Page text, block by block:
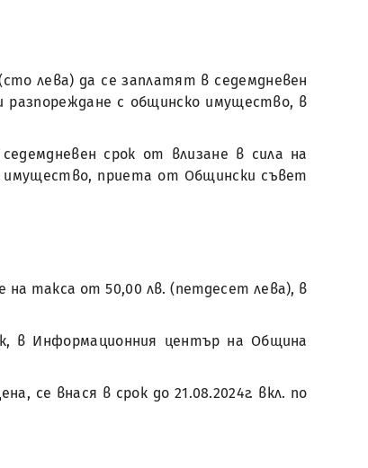
лева) да се заплатят в седемдневен
разпореждане с общинско имущество, в
срок от влизане в сила на
имущество, приета от Общински съвет
на такса от 50,00 лв. (петдесет лева), в
в Информационния център на Община
се внася в срок до 21.08.2024г. вкл. по